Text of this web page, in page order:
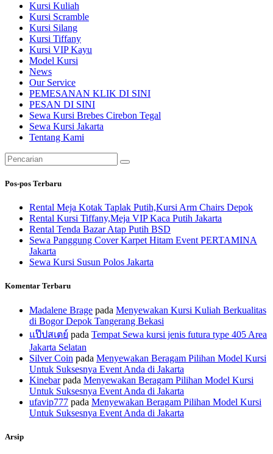
Kursi Kuliah
Kursi Scramble
Kursi Silang
Kursi Tiffany
Kursi VIP Kayu
Model Kursi
News
Our Service
PEMESANAN KLIK DI SINI
PESAN DI SINI
Sewa Kursi Brebes Cirebon Tegal
Sewa Kursi Jakarta
Tentang Kami
Pencarian
untuk:
Pos-pos Terbaru
Rental Meja Kotak Taplak Putih,Kursi Arm Chairs Depok
Rental Kursi Tiffany,Meja VIP Kaca Putih Jakarta
Rental Tenda Bazar Atap Putih BSD
Sewa Panggung Cover Karpet Hitam Event PERTAMINA
Jakarta
Sewa Kursi Susun Polos Jakarta
Komentar Terbaru
Madalene Brage pada Menyewakan Kursi Kuliah Berkualitas
di Bogor Depok Tangerang Bekasi
แป๊ปสเตย์ pada Tempat Sewa kursi jenis futura type 405 Area
Jakarta Selatan
Silver Coin pada Menyewakan Beragam Pilihan Model Kursi
Untuk Suksesnya Event Anda di Jakarta
Kinebarpada Menyewakan Beragam Pilihan Model Kursi
Untuk Suksesnya Event Anda di Jakarta
ufavip777 pada Menyewakan Beragam Pilihan Model Kursi
Untuk Suksesnya Event Anda di Jakarta
Arsip